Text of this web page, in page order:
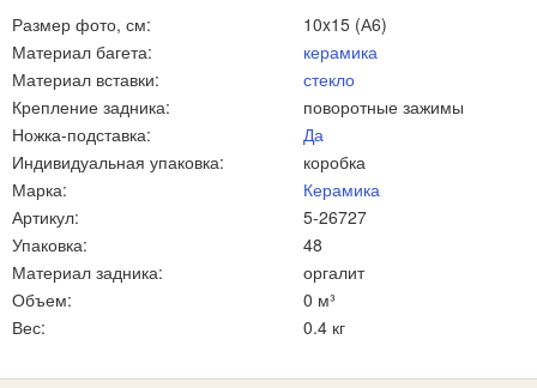
Размер фото, см:
10x15 (А6)
Материал багета:
керамика
Материал вставки:
стекло
Крепление задника:
поворотные зажимы
Ножка-подставка:
Да
Индивидуальная упаковка:
коробка
Марка:
Керамика
Артикул:
5-26727
Упаковка:
48
Материал задника:
оргалит
Объем:
0 м³
Вес:
0.4 кг